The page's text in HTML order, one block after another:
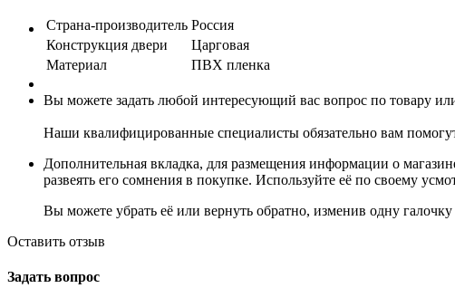
Страна-производитель Россия
Конструкция двери
Царговая
Материал
ПВХ пленка
Вы можете задать любой интересующий вас вопрос по товару
Наши квалифицированные специалисты обязательно вам
Дополнительная вкладка, для размещения информации о
развеять его сомнения в покупке. Используйте её по своему
Вы можете убрать её или вернуть обратно, изменив одну
Оставить отзыв
Задать вопрос